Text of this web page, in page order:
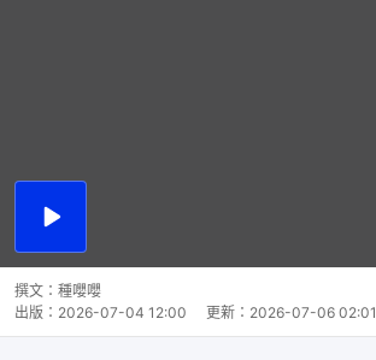
播
片
撰文： 種嚶嚶
出版： 2026-07-04 12:00 更新： 2026-07-06 02:01